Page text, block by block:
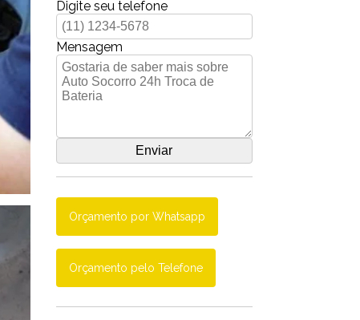
Digite seu telefone
Mensagem
Orçamento por Whatsapp
Orçamento pelo Telefone